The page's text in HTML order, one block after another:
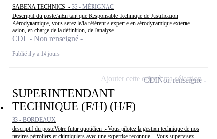
SABENA TECHNICS - 33 - MÉRIGNAC
Descriptif du poste:\nEn tant que Responsable Technique de Justification
Aérodynamique, vous serez le/la référent.e expert.e en aérodynamique externe
avion, en charge de la définition, de l'analyse...
CDI - Non renseigné
Publié il y a 14 jours
SUPERINTENDANT
TECHNIQUE (F/H) (H/F)
33 - BORDEAUX
descriptif du posteVotre futur quotidien :- Vous pilotez la gestion technique de nos
navires pétroliers et chimiquiers avec une expertise reconnue. - Vous supervisez
CDINon renseigné
Ajouter cette offre à ma sélection